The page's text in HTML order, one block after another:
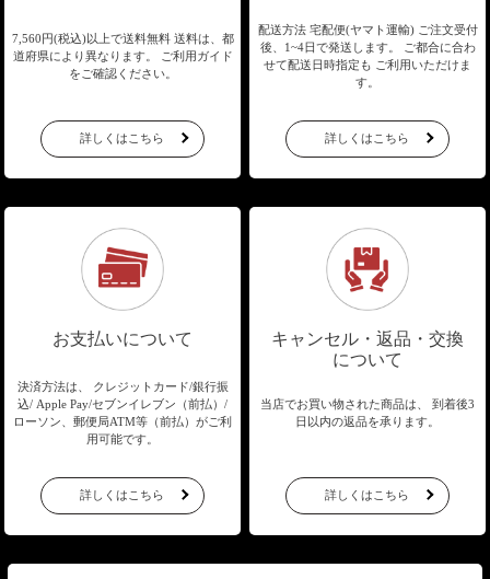
7,560円(税込)以上で送料無料送料は、都
道府県により異なります。
ご利用ガイド
をご確認ください。
詳しくはこちら
配送方法 宅配便(ヤマト運輸) ご注文受付
後、1~4日で発送します。
ご都合に合わ
せて配送日時指定も ご利用いただけま
す。
詳しくはこちら
お支払いについて
決済方法は、 クレジットカード/銀行振
込/ Apple Pay/セブンイレブン（前払）/
ローソン、郵便局ATM等（前払）がご利
用可能です。
詳しくはこちら
キャンセル・返品・交換
について
当店でお買い物された商品は、
到着後3
日以内の返品を承ります。
詳しくはこちら